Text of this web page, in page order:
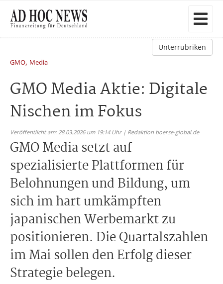
Unterrubriken
GMO, Media
GMO Media Aktie: Digitale
Nischen im Fokus
Veröffentlicht am: 28.03.2026 um 19:14 Uhr | Redaktion boerse-global.de
GMO Media setzt auf
spezialisierte Plattformen für
Belohnungen und Bildung, um
sich im hart umkämpften
japanischen Werbemarkt zu
positionieren. Die Quartalszahlen
im Mai sollen den Erfolg dieser
Strategie belegen.